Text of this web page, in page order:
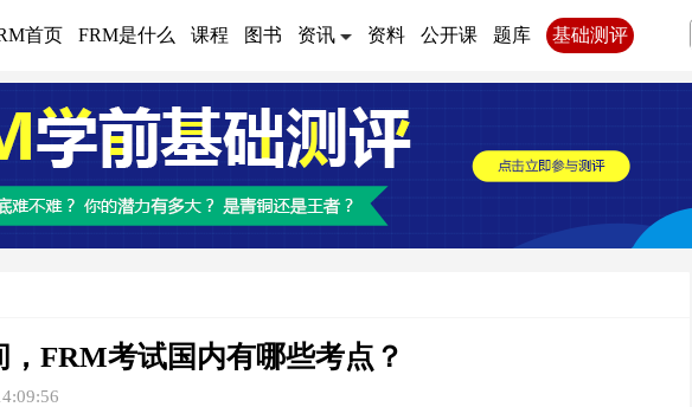
首页 FRM是什么 课程 图书 资讯 资料 公开课 题库 基础测评
FRM考试国内有哪些考点？